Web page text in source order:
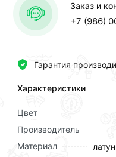
Гарантия
Характеристики
Цвет
Производитель
Материал
Заказ и
+7 (986)